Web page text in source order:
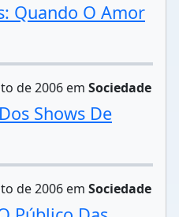
Quando O Amor
de 2006 em Sociedade
Shows De
de 2006 em Sociedade